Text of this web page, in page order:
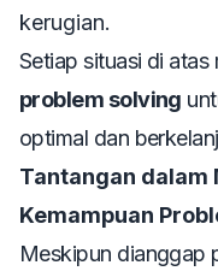
kerugian.
Setiap situasi di atas
problem solving
optimal dan
Tantangan dalam
Kemampuan
Meskipun dianggap